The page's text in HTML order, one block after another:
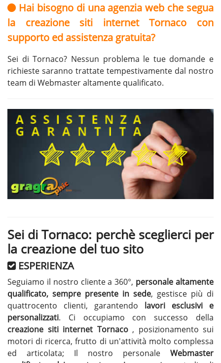
Hai bisogno di una agenzia web che segua
la creazione siti internet Tornaco con
supporto ed assistenza gratuita?
Sei di Tornaco? Nessun problema le tue domande e
richieste saranno trattate tempestivamente dal nostro
team di Webmaster altamente qualificato.
Sei di Tornaco: perchè sceglierci per
la creazione del tuo sito
ESPERIENZA
Seguiamo il nostro cliente a 360°, personale altamente
qualificato, sempre presente in sede, gestisce più di
quattrocento clienti, garantendo lavori esclusivi e
personalizzati. Ci occupiamo con successo della
creazione siti internet Tornaco, posizionamento sui
motori di ricerca, frutto di un'attività molto complessa
ed articolata; Il nostro personale Webmaster